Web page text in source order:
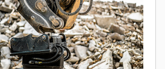
haya derrames durante el
intercambio de herramientas.
Las mangueras internas en el
soporte y el acoplador usan menos
mangueras externas, lo que reduce